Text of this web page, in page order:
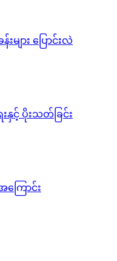
ျား ပြောင်းလဲ
နှင့် ပိုးသတ်ခြင်း
ြောင်း